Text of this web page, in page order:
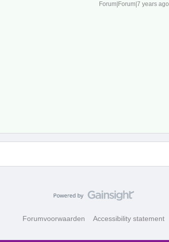
Forum|Forum|7 years ago
Forumvoorwaarden Accessibility statement